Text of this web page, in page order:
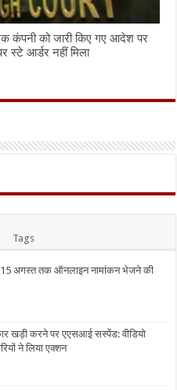
कंपनी को जारी किए गए आदेश पर
स्टे आर्डर नहीं मिला
Tags
15 अगस्त तक ऑनलाइन नामांकन भेजने की
खड़ी करने पर एएसआई सस्पेंड: वीडियो
ने लिया एक्शन